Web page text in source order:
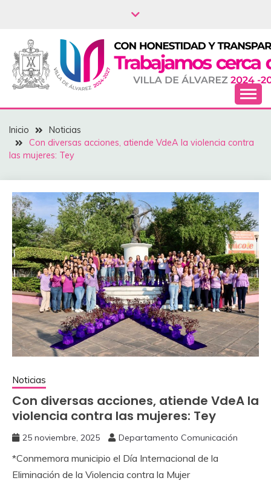
NOTICIAS – VILLA
DEL ÁLVAREZ
Inicio
Noticias
Con diversas acciones, atiende VdeA la violencia contra
las mujeres: Tey
Noticias
Con diversas acciones, atiende VdeA la
violencia contra las mujeres: Tey
25 noviembre, 2025 Departamento Comunicación
*Conmemora municipio el Día Internacional de la
Eliminación de la Violencia contra la Mujer